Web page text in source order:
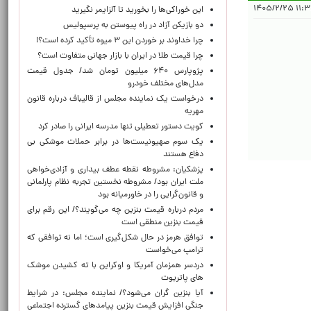
۲/۲۵
این خوراکی‌ها را بخورید تا آلزایمر نگیرید
دو بازیکن آزاد در راه پیوستن به پرسپولیس
چرا خداوند بر خوردن این ۳ میوه تأکید کرده است؟!
چرا قیمت طلا در ایران با بازار جهانی متفاوت است؟
پژوپارس ۶۴۰ میلیون تومان شد/ جدول قیمت
مدل‌های مختلف خودرو
درخواست یک نماینده مجلس از قالیباف درباره قانون
مهریه
کویت دستور تعطیلی تنها مدرسه ایرانی را صادر کرد
یک‌ سوم صهیونیست‌ها در برابر حملات موشکی بی
دفاع هستند
پزشکیان: مشروطه نقطه عطف بیداری و آزادی‌خواهی
ملت ایران بود/ مشروطه نخستین تجربه نظام پارلمانی
و قانون‌گرایی را در خاورمیانه بود
مردم درباره قیمت بنزین چه می‌گویند؟/ این رقم برای
قیمت بنزین منطقی است
توافق هرمز در حال شکل‌گیری است؛ اما نه توافقی که
ترامپ می‌خواست
دردسر همزمان آمریکا و اوکراین با ته کشیدن موشک
های پاتریوت
آیا بنزین گران می‌شود؟/ نماینده مجلس: در شرایط
جنگی افزایش قیمت بنزین پیامدهای گسترده اجتماعی